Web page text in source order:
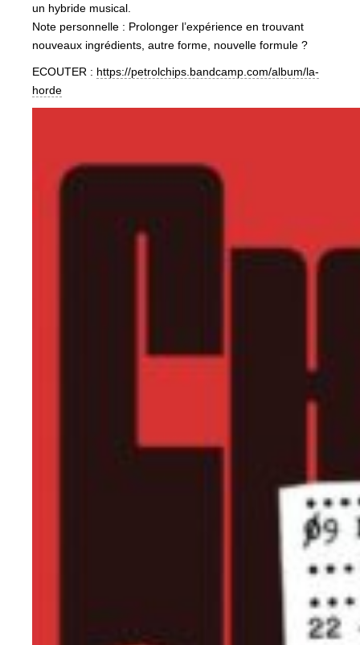
un hybride musical.
Note personnelle : Prolonger l’expérience en trouvant
nouveaux ingrédients, autre forme, nouvelle formule ?
ECOUTER : https://petrolchips.bandcamp.com/album/la-
horde